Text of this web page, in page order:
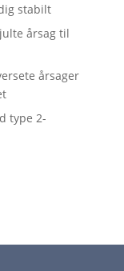
stabilt
årsag til
årsager
type 2-